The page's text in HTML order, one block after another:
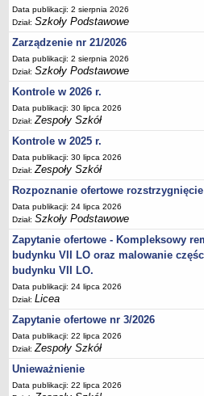
Majątek
Godziny dyżurów
Ogłoszenia
Zarządzenia
Rejestry, ewidencje, archiwa
Kontrole
PONOWNE WYKORZYSTYWANIE
Sprawozdania
Deklaracja dostępności
DEKLARACJA DOSTĘPNOŚCI
OŚWIADCZENIA MAJĄTKOWE
PONOWNE WYKORZYSTYWANIE
UDOSTĘPNIANIE INFORMACJI PUBLICZNEJ
OCHRONA DANYCH OSOBOWYCH
Data publikacji: 2 sierpnia 2026
Dział:Szkoły Podstawowe
Zarządzenie nr 21/2026
Data publikacji: 2 sierpnia 2026
Dział:Szkoły Podstawowe
Kontrole w 2026 r.
Data publikacji: 30 lipca 2026
Dział:Zespoły Szkół
Kontrole w 2025 r.
Data publikacji: 30 lipca 2026
Dział:Zespoły Szkół
Rozpoznanie ofertowe
Data publikacji: 24 lipca 2026
Dział:Szkoły Podstawowe
Zapytanie ofertowe - Kompleksowy
budynku VII LO oraz malowanie
budynku VII LO.
Data publikacji: 24 lipca 2026
Dział:Licea
Zapytanie ofertowe nr 3/2026
Data publikacji: 22 lipca 2026
Dział:Zespoły Szkół
Unieważnienie
Data publikacji: 22 lipca 2026